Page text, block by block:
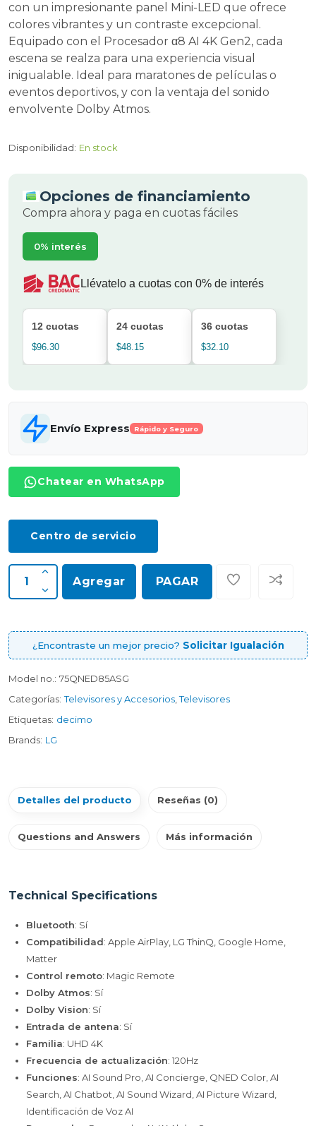
con un impresionante panel Mini-LED que ofrece
colores vibrantes y un contraste excepcional.
Equipado con el Procesador α8 AI 4K Gen2, cada
escena se realza para una experiencia visual
inigualable. Ideal para maratones de películas o
eventos deportivos, y con la ventaja del sonido
envolvente Dolby Atmos.
Disponibilidad: En stock
Opciones de financiamiento
Compra ahora y paga en cuotas fáciles
0% interés
Llévatelo a cuotas con 0% de interés
12 cuotas
$96.30
24 cuotas
$48.15
36 cuotas
$32.10
Envío Express Rápido y Seguro
Chatear en WhatsApp
Centro de servicio
Agregar PAGAR
¿Encontraste un mejor precio? Solicitar Igualación
Model no.: 75QNED85ASG
Categorías: Televisores y Accesorios ,Televisores
Etiquetas: decimo
Brands: LG
Detalles del producto Reseñas (0)
Questions and Answers Más información
Technical Specifications
Bluetooth: Sí
Compatibilidad: Apple AirPlay, LG ThinQ, Google Home,
Matter
Control remoto: Magic Remote
Dolby Atmos: Sí
Dolby Vision: Sí
Entrada de antena: Sí
Familia: UHD 4K
Frecuencia de actualización: 120Hz
Funciones: AI Sound Pro, AI Concierge, QNED Color, AI
Search, AI Chatbot, AI Sound Wizard, AI Picture Wizard,
Identificación de Voz AI